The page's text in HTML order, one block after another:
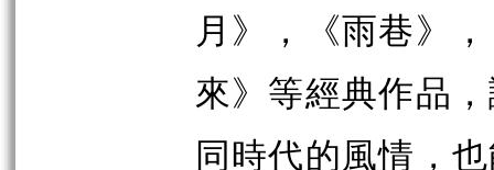
月》，《雨巷》
來》等經典作品
同時代的風情，